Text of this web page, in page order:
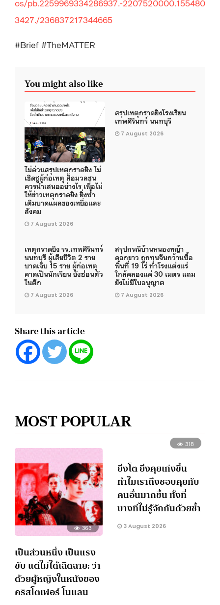
os/pb.2259969334286937.-2207520000.155480
3427./236837217344665
#Brief #TheMATTER
You might also like
ไม่ด่วนสรุปเหตุกราดยิง ไม่
เชิดชูผู้ก่อเหตุ สื่อมวลชน
ควรนำเสนออย่างไร เพื่อไม่
ให้ข่าวเหตุกราดยิง ยิ่งซ้ำ
เติมบาดแผลของเหยื่อและ
สังคม
7 August 2026
สรุปเหตุกราดยิงโรงเรียน
เทพศิรินทร์ นนทบุรี
7 August 2026
เหตุกราดยิง รร.เทพศิรินทร์
นนทบุรี ผู้เสียชีวิต 2 ราย
บาดเจ็บ 15 ราย ผู้ก่อเหตุ
คาดเป็นนักเรียน ยังซ่อนตัว
ในตึก
7 August 2026
สรุปกรณีบ้านหนองหญ้า
ดอกขาว ถูกทุนจีนกว้านซื้อ
พื้นที่ 19 ไร่ ทำโรงแต่งแร่
ใกล้คลองแค่ 30 เมตร แถม
ยังไม่มีใบอนุญาต
7 August 2026
Share this article
MOST POPULAR
363
เป็นส่วนหนึ่ง เป็นแรง
ขับ แต่ไม่ได้เฉิดฉาย: ว่า
ด้วยผู้หญิงในหนังของ
คริสโตเฟอร์ โนแลน
318
ยิ่งโต ยิ่งคุยเก่งขึ้น
ทำไมเราถึงชอบคุยกับ
คนอื่นมากขึ้น ทั้งที่
บางทีไม่รู้จักกันด้วยซ้ำ
3 August 2026